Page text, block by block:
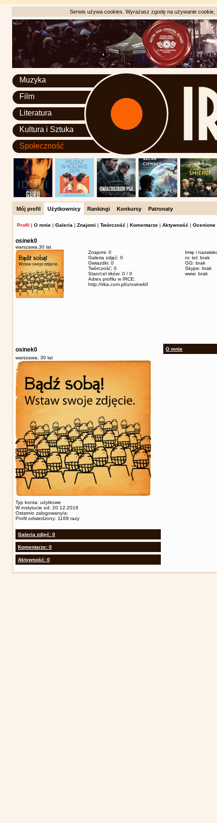
Serwis używa cookies. Wyrażasz zgodę na używanie
Muzyka
Film
Literatura
Kultura i Sztuka
Społeczność
Mój profil Użytkownicy Rankingi Konkursy Patronaty
Profil | O mnie | Galeria | Znajomi | Twórczość | Komentarze | Aktywność | Ocenione
osinek0
warszawa, 30 lat
Znajomi: 0
Galeria zdjęć: 0
Gwiazdki: 0
Twórczość: 0
Stan/cel irków: 0 / 0
Adres profilu w IRCE:
http://irka.com.pl/u/osinek0
Imię i
nr. tel: brak
GG: brak
Skype: brak
www: brak
osinek0
warszawa, 30 lat
Typ konta: użytkowe
W instytucie od: 20.12.2016
Ostatnio zalogowany/a:
Profil odwiedzony: 1169 razy
Galeria zdjęć: 0
Komentarze: 0
Aktywność: 0
O mnie